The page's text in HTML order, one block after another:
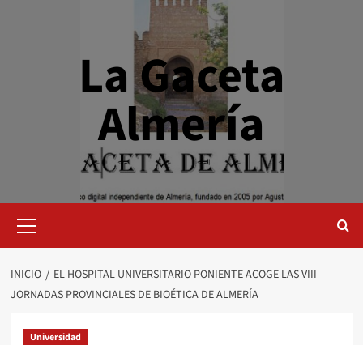
La Gaceta
Almería
primario
INICIO
EL HOSPITAL UNIVERSITARIO PONIENTE ACOGE LAS VIII
JORNADAS PROVINCIALES DE BIOÉTICA DE ALMERÍA
Universidad